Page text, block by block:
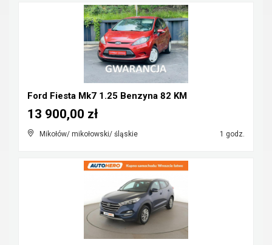
Ford Fiesta Mk7 1.25 Benzyna 82 KM
Mikołów/ mikołowski/ śląskie 1 godz.
13 900,00 zł